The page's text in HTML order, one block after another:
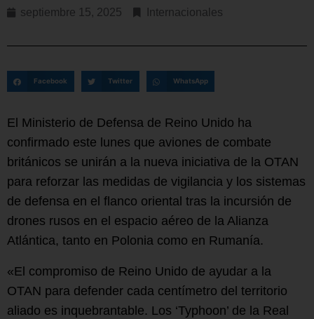
septiembre 15, 2025 Internacionales
Facebook Twitter WhatsApp
El Ministerio de Defensa de Reino Unido ha
confirmado este lunes que aviones de combate
británicos se unirán a la nueva iniciativa de la OTAN
para reforzar las medidas de vigilancia y los sistemas
de defensa en el flanco oriental tras la incursión de
drones rusos en el espacio aéreo de la Alianza
Atlántica, tanto en Polonia como en Rumanía.
«El compromiso de Reino Unido de ayudar a la
OTAN para defender cada centímetro del territorio
aliado es inquebrantable. Los ‘Typhoon’ de la Real